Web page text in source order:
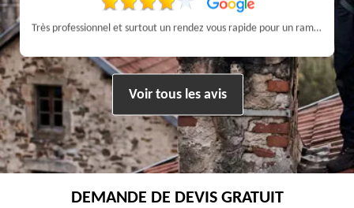
Très professionnel et surtout un rendez vous rapide pour un ramonage efficace
Voir tous les avis
DEMANDE DE DEVIS GRATUIT